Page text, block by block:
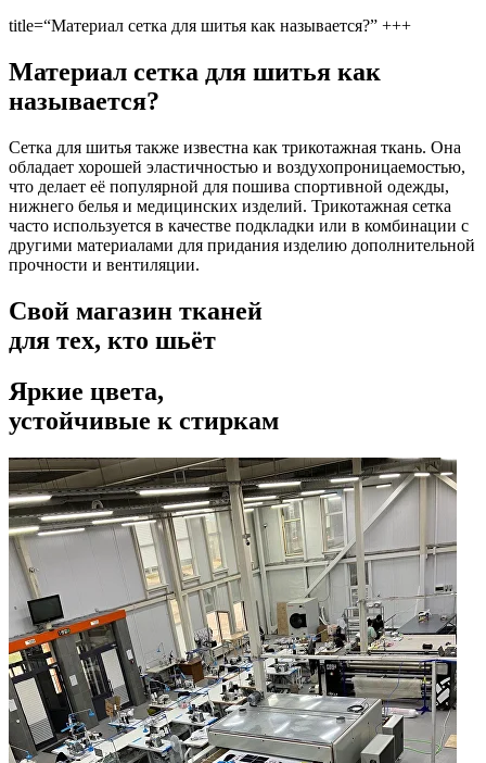
title=“Материал сетка для шитья как называется?” +++
Материал сетка для шитья как
называется?
Сетка для шитья также известна как трикотажная ткань. Она
обладает хорошей эластичностью и воздухопроницаемостью,
что делает её популярной для пошива спортивной одежды,
нижнего белья и медицинских изделий. Трикотажная сетка
часто используется в качестве подкладки или в комбинации с
другими материалами для придания изделию дополнительной
прочности и вентиляции.
Свой магазин тканей
для тех, кто шьёт
Яркие цвета,
устойчивые к стиркам